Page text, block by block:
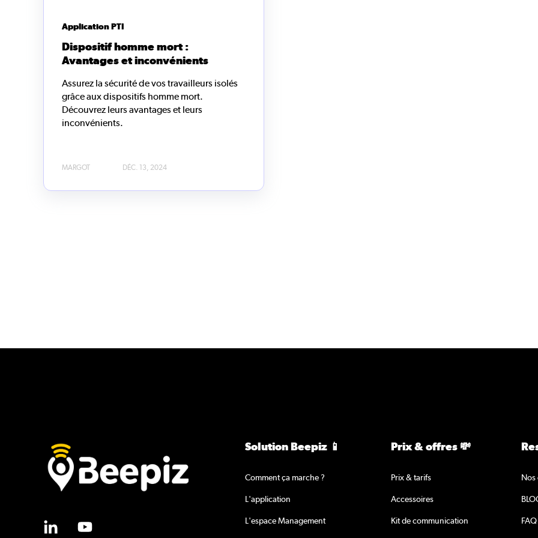
Application PTI
Dispositif homme mort :
Avantages et inconvénients
Assurez la sécurité de vos travailleurs isolés
grâce aux dispositifs homme mort.
Découvrez leurs avantages et leurs
inconvénients.
MARGOT DÉC. 13, 2024
Solution Beepiz 📱
Comment ça marche ?
L'application
L'espace Management
Prix & offres 💸
Prix & tarifs
Accessoires
Kit de communication
Nos
FAQ